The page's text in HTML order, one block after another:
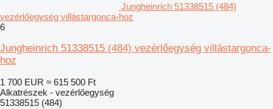
Jungheinrich 51338515 (484)
vezérlőegység villástargonca-hoz
6
Jungheinrich 51338515 (484) vezérlőegység villástargonca-
hoz
1 700 EUR ≈ 615 500 Ft
Alkatrészek - vezérlőegység
51338515 (484)